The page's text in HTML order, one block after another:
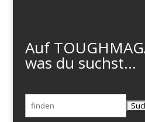
Auf
was du suchst...
Suchen